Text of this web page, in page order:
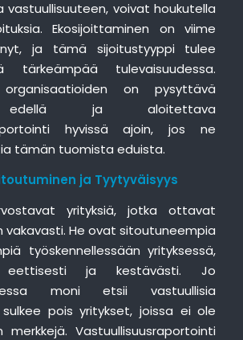
vastuullisuuteen, voivat houkutella
Ekosijoittaminen on viime
ja tämä sijoitustyyppi tulee
tärkeämpää tulevaisuudessa.
on pysyttävä
edellä ja aloitettava
hyvissä ajoin, jos ne
tämän tuomista eduista.
ja Tyytyväisyys
yrityksiä, jotka ottavat
vakavasti. He ovat sitoutuneempia
työskennellessään yrityksessä,
ja kestävästi. Jo
moni etsii vastuullisia
pois yritykset, joissa ei ole
merkkejä. Vastuullisuusraportointi